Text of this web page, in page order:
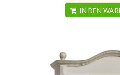
IN DEN